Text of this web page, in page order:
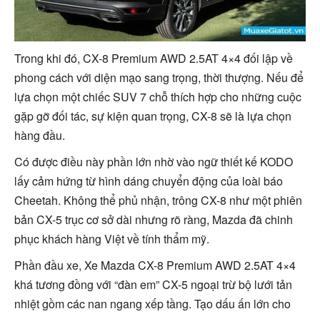
Trong khi đó, CX-8 Premium AWD 2.5AT 4×4 đối lập về
phong cách với diện mạo sang trọng, thời thượng. Nếu để
lựa chọn một chiếc SUV 7 chỗ thích hợp cho những cuộc
gặp gỡ đối tác, sự kiện quan trọng, CX-8 sẽ là lựa chọn
hàng đầu.
Có được điều này phần lớn nhờ vào ngữ thiết kế KODO
lấy cảm hứng từ hình dáng chuyển động của loài báo
Cheetah. Không thể phủ nhận, trông CX-8 như một phiên
bản CX-5 trục cơ sở dài nhưng rõ ràng, Mazda đã chinh
phục khách hàng Việt về tính thẩm mỹ.
Phần đầu xe, Xe Mazda CX-8 Premium AWD 2.5AT 4×4
khá tương đồng với “đàn em” CX-5 ngoại trừ bộ lưới tản
nhiệt gồm các nan ngang xếp tầng. Tạo dấu ấn lớn cho